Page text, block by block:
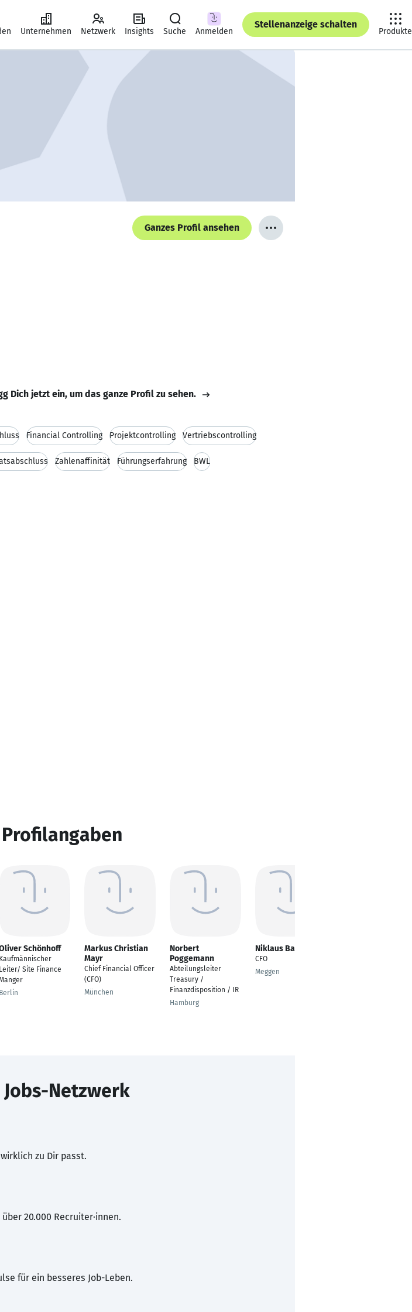
Unternehmen Netzwerk Insights Suche Anmelden
Stellenanzeige schalten
Produkte
Ganzes Profil ansehen
Dich jetzt ein, um das ganze Profil zu sehen.
Financial Controlling Projektcontrolling Vertriebscontrolling
Zahlenaffinität Führungserfahrung BWL
Schönhoff
Kaufmännischer
Leiter/ Site Finance
Berlin
Markus Christian
Mayr
Chief Financial Officer
(CFO)
München
Norbert
Poggemann
Abteilungsleiter
Treasury /
Finanzdisposition / IR
Hamburg
Niklaus Bamert
CFO
Meggen
Jobs-Netzwerk
zu Dir passt.
20.000 Recruiter·innen.
für ein besseres Job-Leben.